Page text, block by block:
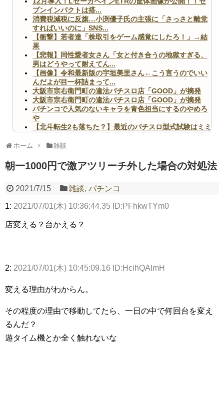
ブンインパクトは搭...
消費税減税に反旗…小渕優子氏の主張に「さっさと離党
すればいいのに」SNS...
【衝撃】若者達「株取引をゲーム感覚にしたろ！」→結
果
【悲報】同性愛者女さん「女と付き合うの地獄すぎる、
男はどうやって耐えてん...
【画像】令和最新版の宇垣美里さん←こう言うのでいい
んだよが目一杯詰まって...
大阪市宗右衛門町の違法パチスロ店「GOOD」が摘発
大阪市宗右衛門町の違法パチスロ店「GOOD」が摘発
パチンコで人気のないキャラを青色担当にするのやめろ
や
【北斗転生2も落ちた？】最近のパチスロ型式試験はミミ
無職のパチンコカス(22)なんやが、ワイの人生どれくら
AngelBeats!とかいうクソアニメの思い出ｗｗｗ
ホーム 雑談
朝一1000円で激アツリーチ外した場合の対処法
2021/7/15 雑談,パチンコ
1: 2021/07/01(木) 10:36:44.35 ID:PFhkwTYm0
店変える？台かえる？
2: 2021/07/01(木) 10:45:09.16 ID:HcihQAImH
変える理由がわからん。
その程度の理由で移動してたら、一日の中で何回台を変え
るんだ？
遊タイム機とか全く触れないな